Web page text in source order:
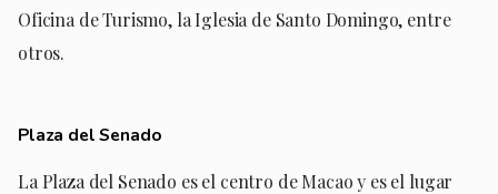
Oficina de Turismo, la Iglesia de Santo Domingo, entre
otros.
Plaza del Senado
La Plaza del Senado es el centro de Macao y es el lugar